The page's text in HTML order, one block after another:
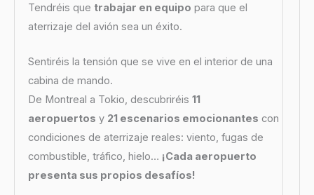
Tendréis que trabajar en equipo para que el
aterrizaje del avión sea un éxito.
Sentiréis la tensión que se vive en el interior de una
cabina de mando.
De Montreal a Tokio, descubriréis 11
aeropuertos y 21 escenarios emocionantes con
condiciones de aterrizaje reales: viento, fugas de
combustible, tráfico, hielo… ¡Cada aeropuerto
presenta sus propios desafíos!